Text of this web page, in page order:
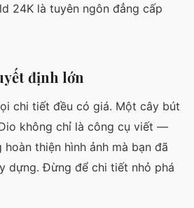
24K là tuyên ngôn đẳng cấp
định lớn
chi tiết đều có giá. Một cây bút
không chỉ là công cụ viết —
thiện hình ảnh mà bạn đã
dựng. Đừng để chi tiết nhỏ phá